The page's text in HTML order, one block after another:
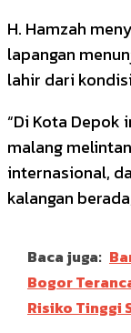
H. Hamzah
lapangan
lahir dari
“Di Kota Depok
malang
internasional,
kalangan
Baca juga:
Bogor
Risiko Tinggi